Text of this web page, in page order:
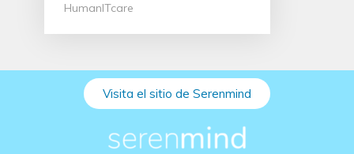
HumanITcare
Visita el sitio de Serenmind